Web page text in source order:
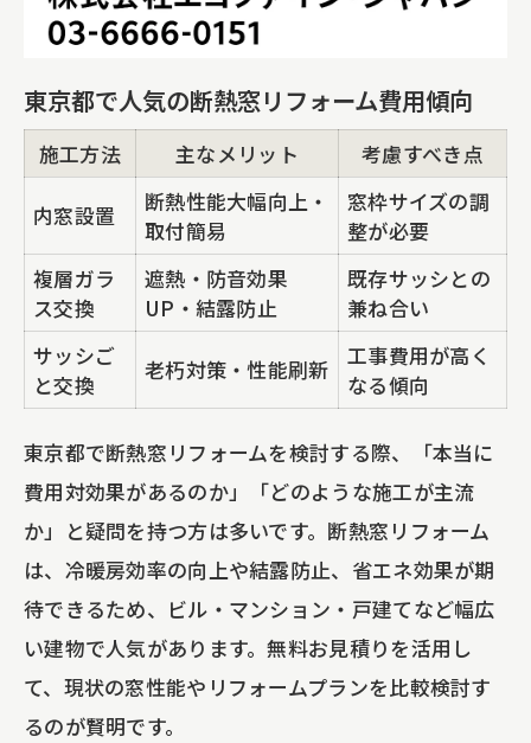
東京都で人気の断熱窓リフォーム費用傾向
施工方法 主なメリット 考慮すべき点
内窓設置
断熱性能大幅向上・
取付簡易
窓枠サイズの調
整が必要
複層ガラ
ス交換
遮熱・防音効果
UP・結露防止
既存サッシとの
兼ね合い
サッシご
と交換
老朽対策・性能刷新
工事費用が高く
なる傾向
東京都で断熱窓リフォームを検討する際、「本当に
費用対効果があるのか」「どのような施工が主流
か」と疑問を持つ方は多いです。断熱窓リフォーム
は、冷暖房効率の向上や結露防止、省エネ効果が期
待できるため、ビル・マンション・戸建てなど幅広
い建物で人気があります。無料お見積りを活用し
て、現状の窓性能やリフォームプランを比較検討す
るのが賢明です。